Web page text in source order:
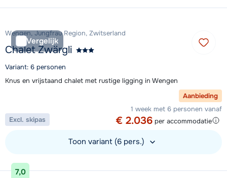
Vergelijk
Wengen, Jungfrau Region, Zwitserland
Chalet Zwärgli
Variant: 6 personen
Knus en vrijstaand chalet met rustige ligging in Wengen
Aanbieding
1 week met 6 personen vanaf
€ 2.036 per accommodatie
Excl. skipas
Toon variant (6 pers.)
Bekijk accommodatie
7,0